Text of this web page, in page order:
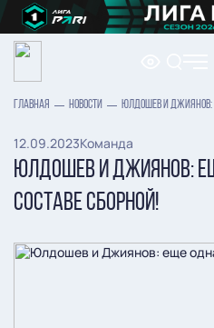
ГЛАВНАЯ НОВОСТИ ЮЛДОШЕВ И ДЖИЯНОВ:
12.09.2023Команда
ЮЛДОШЕВ И ДЖИЯНОВ:
СОСТАВЕ СБОРНОЙ!